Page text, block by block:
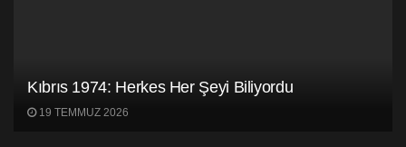
Kıbrıs 1974: Herkes Her Şeyi Biliyordu
19 TEMMUZ 2026